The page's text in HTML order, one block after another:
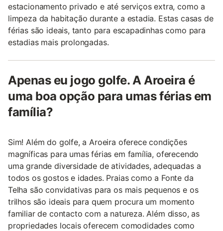
estacionamento privado e até serviços extra, como a
limpeza da habitação durante a estadia. Estas casas de
férias são ideais, tanto para escapadinhas como para
estadias mais prolongadas.
Apenas eu jogo golfe. A Aroeira é
uma boa opção para umas férias em
família?
Sim! Além do golfe, a Aroeira oferece condições
magníficas para umas férias em família, oferecendo
uma grande diversidade de atividades, adequadas a
todos os gostos e idades. Praias como a Fonte da
Telha são convidativas para os mais pequenos e os
trilhos são ideais para quem procura um momento
familiar de contacto com a natureza. Além disso, as
propriedades locais oferecem comodidades como